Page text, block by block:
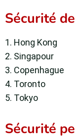
Sécurité
1. Hong Kong
2. Singapour
3. Copenhague
4. Toronto
5. Tokyo
Sécurité